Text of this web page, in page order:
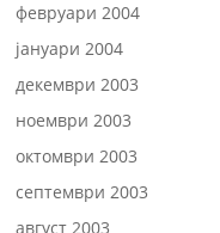
февруари 2004
јануари 2004
декември 2003
ноември 2003
октомври 2003
септември 2003
август 2003